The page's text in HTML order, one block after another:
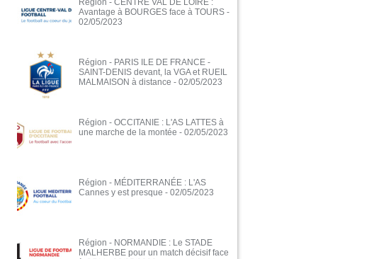
Région - CENTRE VAL DE LOIRE :
Avantage à BOURGES face à TOURS -
02/05/2023
Région - PARIS ILE DE FRANCE -
SAINT-DENIS devant, la VGA et RUEIL
MALMAISON à distance - 02/05/2023
Région - OCCITANIE : L'AS LATTES à
une marche de la montée - 02/05/2023
Région - MÉDITERRANÉE : L'AS
Cannes y est presque - 02/05/2023
Région - NORMANDIE : Le STADE
MALHERBE pour un match décisif face